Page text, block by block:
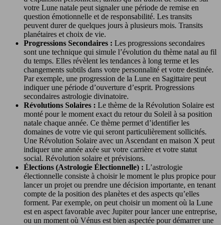
votre Lune natale peut signaler une période de remise en
question émotionnelle et de responsabilité. Les transits
peuvent durer de quelques jours à plusieurs mois. Transits
planétaires et choix de vie.
Progressions Secondaires : Les progressions secondaires
sont une technique qui simule l’évolution du thème natal au fil
du temps. Elles révèlent les tendances à long terme et les
changements subtils dans votre personnalité et votre destinée.
Par exemple, une progression de la Lune en Sagittaire peut
indiquer une période d’ouverture d’esprit. Progressions
secondaires astrologie divinatoire.
Révolutions Solaires : Le thème de la Révolution Solaire est
monté pour le moment exact du retour du Soleil à sa position
natale chaque année. Ce thème permet d’identifier les
domaines de votre vie qui seront particulièrement sollicités.
Une Révolution Solaire avec un Ascendant en maison X peut
indiquer une année axée sur votre carrière et votre statut
social. Révolution solaire et prévisions.
Élections (Astrologie Électionnelle) : L’astrologie
électionnelle consiste à choisir le moment le plus propice pour
lancer un projet ou prendre une décision importante, en tenant
compte de la position des planètes et des aspects qu’elles
forment. Par exemple, on peut choisir un moment où la Lune
est en aspect favorable avec Jupiter pour lancer une entreprise,
ou un moment où Vénus est bien aspectée pour démarrer une